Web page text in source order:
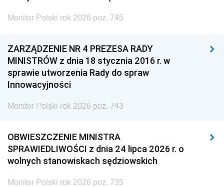
Monitor Polski rok 2026 poz. 745
ZARZĄDZENIE NR 4 PREZESA RADY
MINISTRÓW z dnia 18 stycznia 2016 r. w
sprawie utworzenia Rady do spraw
Innowacyjności
Monitor Polski rok 2026 poz. 743
OBWIESZCZENIE MINISTRA
SPRAWIEDLIWOŚCI z dnia 24 lipca 2026 r. o
wolnych stanowiskach sędziowskich
Monitor Polski rok 2026 poz. 735